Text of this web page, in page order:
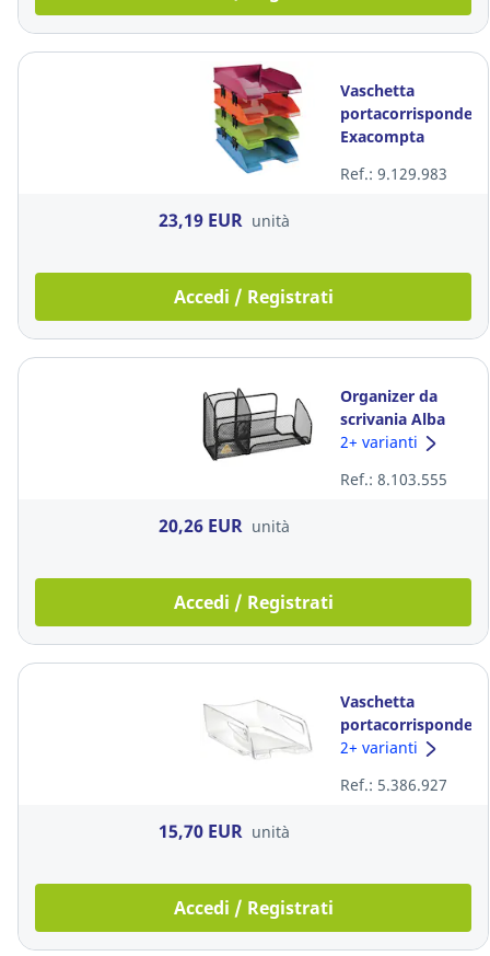
Vaschetta
Exacompta
polistirene -
Ref.: 9.129.983
23,19 EUR unità
Accedi / Registrati
Organizer da
scrivania Alba
Mesh metallo
2+ varianti
Ref.: 8.103.555
20,26 EUR unità
Accedi / Registrati
Vaschetta
alta capacità
polistirene
2+ varianti
Ref.: 5.386.927
15,70 EUR unità
Accedi / Registrati